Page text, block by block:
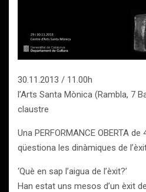
30.11.2013 / 11.00h
l’Arts Santa Mònica (Rambla, 7
claustre
Una PERFORMANCE OBERTA
qüestiona les dinàmiques de
‘Què en sap l’aigua de l’èxit?’
Han estat uns mesos d’un èxit